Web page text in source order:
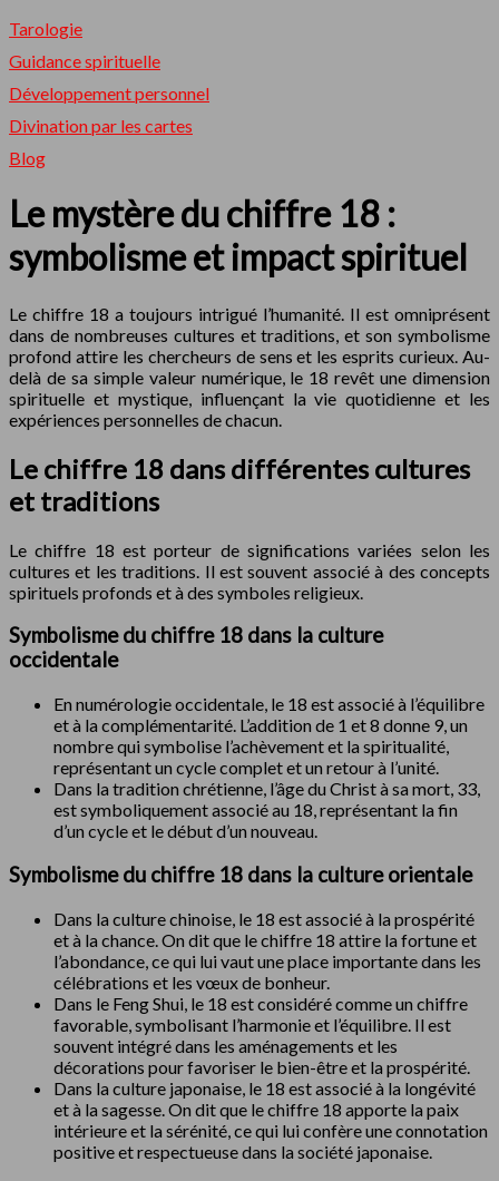
Tarologie
Guidance spirituelle
Développement personnel
Divination par les cartes
Blog
Le mystère du chiffre 18 :
symbolisme et impact spirituel
Le chiffre 18 a toujours intrigué l’humanité. Il est omniprésent
dans de nombreuses cultures et traditions, et son symbolisme
profond attire les chercheurs de sens et les esprits curieux. Au-
delà de sa simple valeur numérique, le 18 revêt une dimension
spirituelle et mystique, influençant la vie quotidienne et les
expériences personnelles de chacun.
Le chiffre 18 dans différentes cultures
et traditions
Le chiffre 18 est porteur de significations variées selon les
cultures et les traditions. Il est souvent associé à des concepts
spirituels profonds et à des symboles religieux.
Symbolisme du chiffre 18 dans la culture
occidentale
En numérologie occidentale, le 18 est associé à l’équilibre
et à la complémentarité. L’addition de 1 et 8 donne 9, un
nombre qui symbolise l’achèvement et la spiritualité,
représentant un cycle complet et un retour à l’unité.
Dans la tradition chrétienne, l’âge du Christ à sa mort, 33,
est symboliquement associé au 18, représentant la fin
d’un cycle et le début d’un nouveau.
Symbolisme du chiffre 18 dans la culture orientale
Dans la culture chinoise, le 18 est associé à la prospérité
et à la chance. On dit que le chiffre 18 attire la fortune et
l’abondance, ce qui lui vaut une place importante dans les
célébrations et les vœux de bonheur.
Dans le Feng Shui, le 18 est considéré comme un chiffre
favorable, symbolisant l’harmonie et l’équilibre. Il est
souvent intégré dans les aménagements et les
décorations pour favoriser le bien-être et la prospérité.
Dans la culture japonaise, le 18 est associé à la longévité
et à la sagesse. On dit que le chiffre 18 apporte la paix
intérieure et la sérénité, ce qui lui confère une connotation
positive et respectueuse dans la société japonaise.